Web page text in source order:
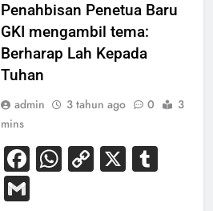
Penahbisan Penetua Baru
GKI mengambil tema:
Berharap Lah Kepada
Tuhan
admin 3 tahun ago 0
3
mins
Facebook
WhatsApp
Copy
X
Gmail